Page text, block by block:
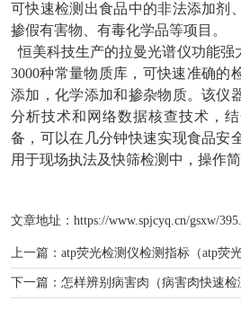
可快速检测出食品中的非法添加剂
掺假有害物、有毒化学品等项目。
恒美科技生产的拉曼光谱仪功能强
3000种常量物质库，可快速准确的
添加，化学添加和掺杂物质。该仪
分析技术和网络数据核查技术，
备，可以在几分钟快速实现食品安
用于现场执法及快筛检测中，操作简
文章地址： https://www.spjcyq.cn/gsxw/
上一篇： atp荧光检测仪检测指标（atp荧
下一篇： 怎样辨别病害肉（病害肉快速检